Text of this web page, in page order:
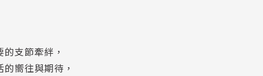
支節牽絆，
嚮往與期待，